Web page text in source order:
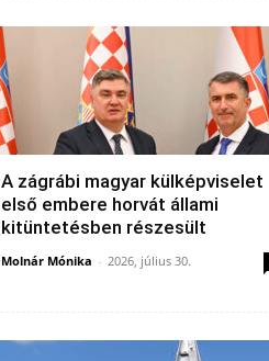
A zágrábi magyar külképviselet
első embere horvát állami
kitüntetésben részesült
Molnár Mónika - 2026, július 30.